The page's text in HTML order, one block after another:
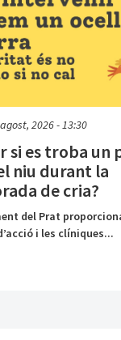
2026 - 13:30
si es troba un
niu durant la
de cria?
del Prat
i les clíniques...